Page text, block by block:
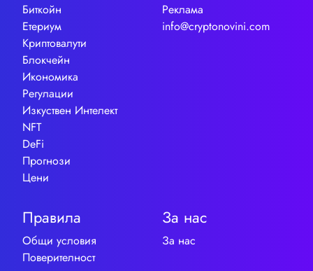
Биткойн
Етериум
Криптовалути
Блокчейн
Икономика
Регулации
Изкуствен Интелект
NFT
DeFi
Прогнози
Цени
Реклама
info@cryptonovini.com
Правила
Общи условия
Поверителност
За нас
За нас